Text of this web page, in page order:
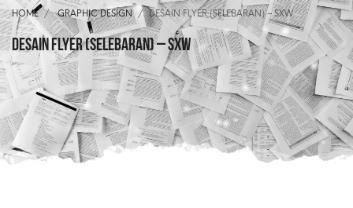
HOME GRAPHIC DESIGN DESAIN FLYER (SELEBARAN) – SXW
Desain Flyer (Selebaran) – SXW